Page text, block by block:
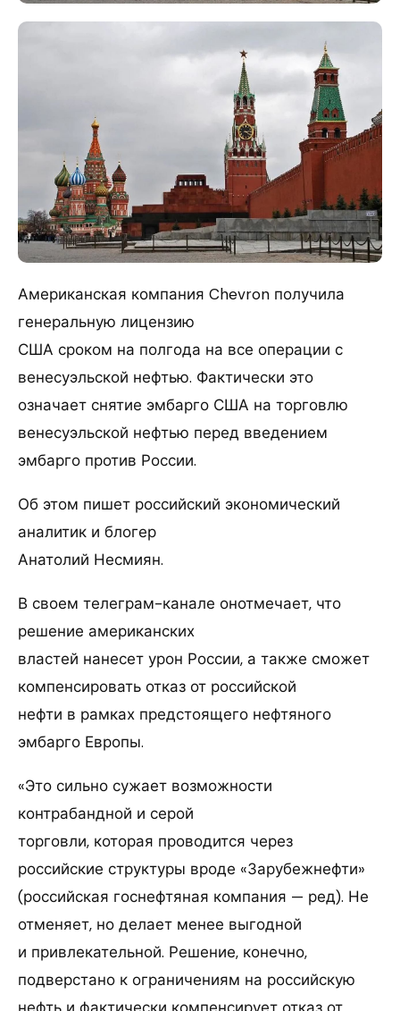
Американская компания Chevron получила
генеральную лицензию
США сроком на полгода на все операции с
венесуэльской нефтью. Фактически это
означает снятие эмбарго США на торговлю
венесуэльской нефтью перед введением
эмбарго против России.
Об этом пишет российский экономический
аналитик и блогер
Анатолий Несмиян.
В своем телеграм-канале онотмечает, что
решение американских
властей нанесет урон России, а также сможет
компенсировать отказ от российской
нефти в рамках предстоящего нефтяного
эмбарго Европы.
«Это сильно сужает возможности
контрабандной и серой
торговли, которая проводится через
российские структуры вроде «Зарубежнефти»
(российская госнефтяная компания — ред). Не
отменяет, но делает менее выгодной
и привлекательной. Решение, конечно,
подверстано к ограничениям на российскую